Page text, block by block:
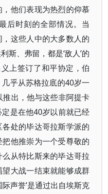
他们表现为热烈的仰慕
后时刻的全部情况。当
这些人中的大多数人的
斯、弗留，都是‘敌人’的
上签订了和平协定，伯
乎从苏格拉底的40岁一
出，他与这些非阿提卡
是在他40岁以前就已经
处的毕达哥拉斯学派的
他推崇为一个受尊敬的
从特比斯来的毕达哥拉
大战一结束就能够成群
声誉’是通过出自埃斯克